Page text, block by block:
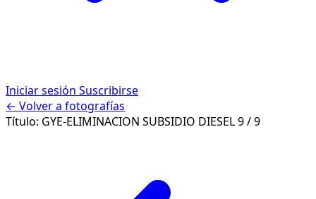
Iniciar sesión Suscribirse
← Volver a fotografías
Título: GYE-ELIMINACION SUBSIDIO DIESEL9 / 9